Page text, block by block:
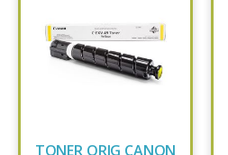
TONER ORIG CANON